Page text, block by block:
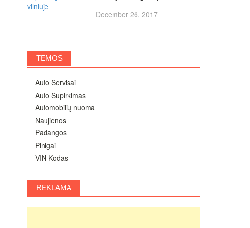
December 26, 2017
TEMOS
Auto Servisai
Auto Supirkimas
Automobilių nuoma
Naujienos
Padangos
Pinigai
VIN Kodas
REKLAMA